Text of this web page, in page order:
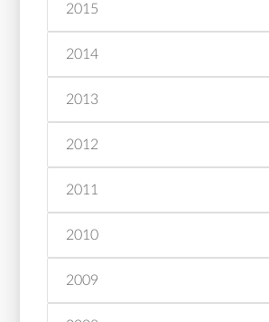
2015
2014
2013
2012
2011
2010
2009